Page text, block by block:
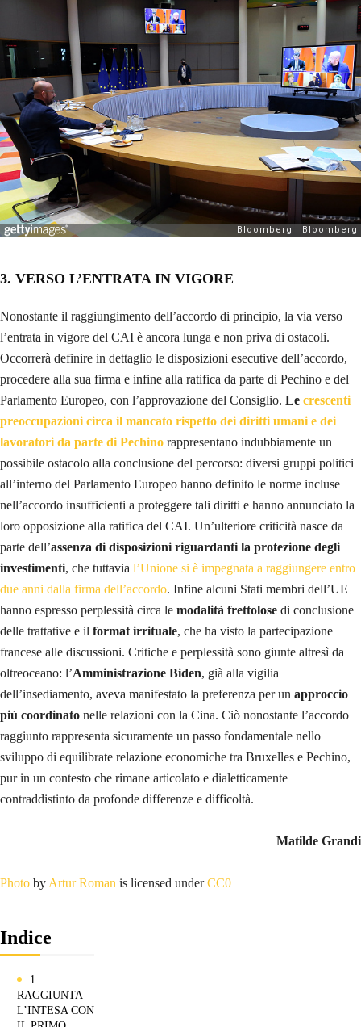
3. VERSO L’ENTRATA IN VIGORE
Nonostante il raggiungimento dell’accordo di principio, la via verso
l’entrata in vigore del CAI è ancora lunga e non priva di ostacoli.
Occorrerà definire in dettaglio le disposizioni esecutive dell’accordo,
procedere alla sua firma e infine alla ratifica da parte di Pechino e del
Parlamento Europeo, con l’approvazione del Consiglio. Le crescenti
preoccupazioni circa il mancato rispetto dei diritti umani e dei
lavoratori da parte di Pechino rappresentano indubbiamente un
possibile ostacolo alla conclusione del percorso: diversi gruppi politici
all’interno del Parlamento Europeo hanno definito le norme incluse
nell’accordo insufficienti a proteggere tali diritti e hanno annunciato la
loro opposizione alla ratifica del CAI. Un’ulteriore criticità nasce da
parte dell’assenza di disposizioni riguardanti la protezione degli
investimenti, che tuttavia l’Unione si è impegnata a raggiungere entro
due anni dalla firma dell’accordo. Infine alcuni Stati membri dell’UE
hanno espresso perplessità circa le modalità frettolose di conclusione
delle trattative e il format irrituale, che ha visto la partecipazione
francese alle discussioni. Critiche e perplessità sono giunte altresì da
oltreoceano: l’Amministrazione Biden, già alla vigilia
dell’insediamento, aveva manifestato la preferenza per un approccio
più coordinato nelle relazioni con la Cina. Ciò nonostante l’accordo
raggiunto rappresenta sicuramente un passo fondamentale nello
sviluppo di equilibrate relazione economiche tra Bruxelles e Pechino,
pur in un contesto che rimane articolato e dialetticamente
contraddistinto da profonde differenze e difficoltà.
Matilde Grandi
Photo by Artur Roman is licensed underCC0
Indice
1.
RAGGIUNTA
L’INTESA CON